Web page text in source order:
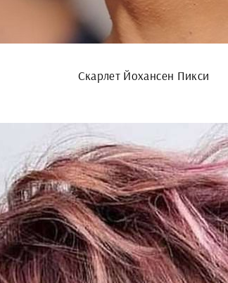
Скарлет Йохансен Пикси